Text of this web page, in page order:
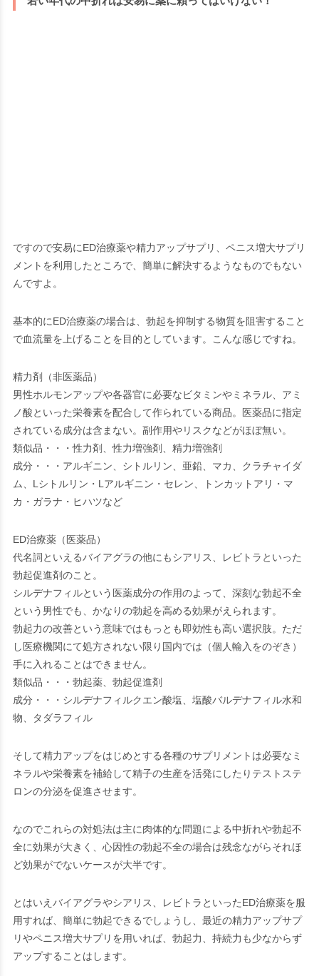
ですので安易にED治療薬や精力アップサプリ、ペニス増大サプリ
メントを利用したところで、簡単に解決するようなものでもない
んですよ。
基本的にED治療薬の場合は、勃起を抑制する物質を阻害すること
で血流量を上げることを目的としています。こんな感じですね。
精力剤（非医薬品）
男性ホルモンアップや各器官に必要なビタミンやミネラル、アミ
ノ酸といった栄養素を配合して作られている商品。医薬品に指定
されている成分は含まない。副作用やリスクなどがほぼ無い。
類似品・・・性力剤、性力増強剤、精力増強剤
成分・・・アルギニン、シトルリン、亜鉛、マカ、クラチャイダ
ム、Lシトルリン・Lアルギニン・セレン、トンカットアリ・マ
カ・ガラナ・ヒハツなど
ED治療薬（医薬品）
代名詞といえるバイアグラの他にもシアリス、レビトラといった
勃起促進剤のこと。
シルデナフィルという医薬成分の作用のよって、深刻な勃起不全
という男性でも、かなりの勃起を高める効果がえられます。
勃起力の改善という意味ではもっとも即効性も高い選択肢。ただ
し医療機関にて処方されない限り国内では（個人輸入をのぞき）
手に入れることはできません。
類似品・・・勃起薬、勃起促進剤
成分・・・シルデナフィルクエン酸塩、塩酸バルデナフィル水和
物、タダラフィル
そして精力アップをはじめとする各種のサプリメントは必要なミ
ネラルや栄養素を補給して精子の生産を活発にしたりテストステ
ロンの分泌を促進させます。
なのでこれらの対処法は主に肉体的な問題による中折れや勃起不
全に効果が大きく、心因性の勃起不全の場合は残念ながらそれほ
ど効果がでないケースが大半です。
とはいえバイアグラやシアリス、レビトラといったED治療薬を服
用すれば、簡単に勃起できるでしょうし、最近の精力アップサプ
リやペニス増大サプリを用いれば、勃起力、持続力も少なからず
アップすることはします。